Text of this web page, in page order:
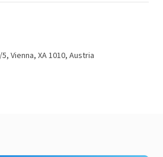
Vienna, XA 1010, Austria